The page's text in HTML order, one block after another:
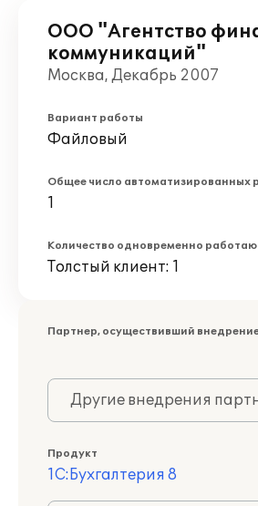
ООО "Агентство
коммуникаций"
Москва, Декабрь 2007
Вариант работы
Файловый
Общее число автоматизированных
1
Количество одновременно
Толстый клиент: 1
Партнер, осуществивший
Другие внедрения
Продукт
1С:Бухгалтерия 8